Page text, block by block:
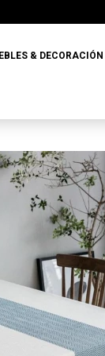
& DECORACIÓN